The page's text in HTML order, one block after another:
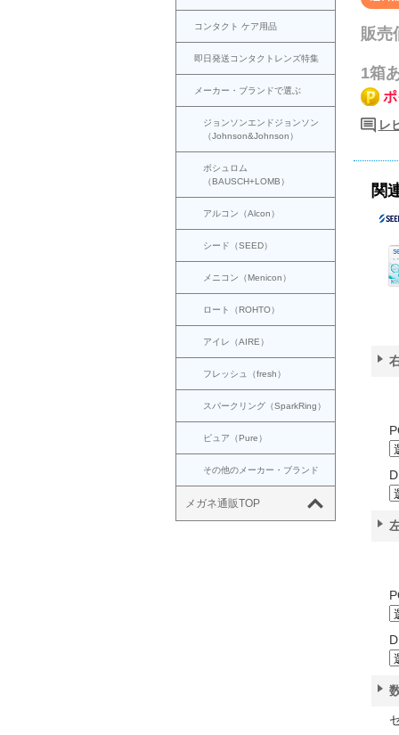
コンタクト ケア用品
即日発送コンタクトレンズ特集
メーカー・ブランドで選ぶ
ジョンソンエンドジョンソン
（Johnson&Johnson）
ボシュロム
（BAUSCH+LOMB）
アルコン（Alcon）
シード（SEED）
メニコン（Menicon）
ロート（ROHTO）
アイレ（AIRE）
フレッシュ（fresh）
スパークリング（SparkRing）
ピュア（Pure）
その他のメーカー・ブランド
メガネ通販TOP
販売
1箱
ポ
レ
関